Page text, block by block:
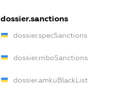
dossier.sanctions
dossier.specSanctions
dossier.rnboSanctions
dossier.amkuBlackList